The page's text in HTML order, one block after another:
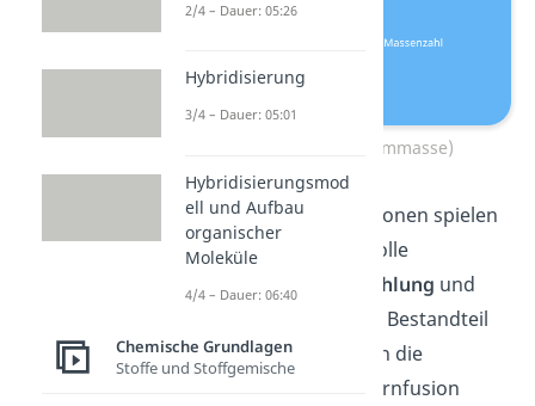
Massenzahl (Atommasse)
Gut zu wissen: ronen spielen
aucheine olle
be
radioaktiver Strahlung und
licher Bestandteil
der Kernfusion
. Wenn die
Kernspaltung und Kernfusion
2/4 – Dauer: 05:26
Hybridisierung
3/4 – Dauer: 05:01
Hybridisierungsmod
ell und Aufbau
organischer
Moleküle
4/4 – Dauer: 06:40
Chemische Grundlagen
Stoffe und Stoffgemische